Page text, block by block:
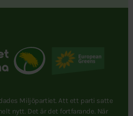
Miljöpartiet. Att ett parti satte
nytt. Det är det fortfarande. När